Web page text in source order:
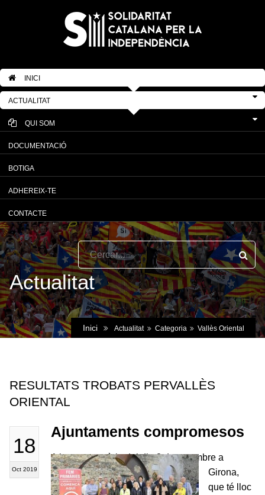
INICI
ACTUALITAT
QUI SOM
DOCUMENTACIÓ
BOTIGA
ADHEREIX-TE
CONTACTE
Inici Actualitat Categoria Vallès Oriental
Actualitat
RESULTATS TROBATS PERVALLÈS
ORIENTAL
18
Oct 2019
Ajuntaments compromesos
A la convocatòria del dia 2 de setembre a
Girona,
que té lloc